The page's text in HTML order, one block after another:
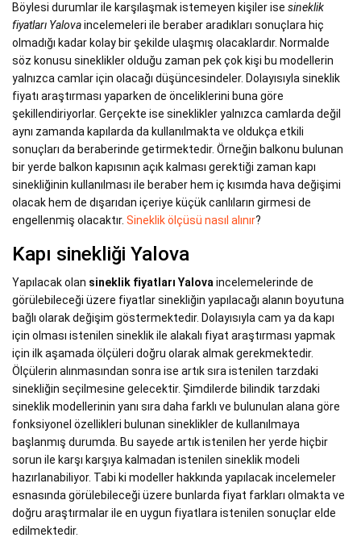
Böylesi durumlar ile karşılaşmak istemeyen kişiler ise sineklik
fiyatları Yalovaincelemeleri ile beraber aradıkları sonuçlara hiç
olmadığı kadar kolay bir şekilde ulaşmış olacaklardır. Normalde
söz konusu sineklikler olduğu zaman pek çok kişi bu modellerin
yalnızca camlar için olacağı düşüncesindeler. Dolayısıyla sineklik
fiyatı araştırması yaparken de önceliklerini buna göre
şekillendiriyorlar. Gerçekte ise sineklikler yalnızca camlarda değil
aynı zamanda kapılarda da kullanılmakta ve oldukça etkili
sonuçları da beraberinde getirmektedir. Örneğin balkonu bulunan
bir yerde balkon kapısının açık kalması gerektiği zaman kapı
sinekliğinin kullanılması ile beraber hem iç kısımda hava değişimi
olacak hem de dışarıdan içeriye küçük canlıların girmesi de
engellenmiş olacaktır. Sineklik ölçüsü nasıl alınır?
Kapı sinekliği Yalova
Yapılacak olan sineklik fiyatları Yalova incelemelerinde de
görülebileceği üzere fiyatlar sinekliğin yapılacağı alanın boyutuna
bağlı olarak değişim göstermektedir. Dolayısıyla cam ya da kapı
için olması istenilen sineklik ile alakalı fiyat araştırması yapmak
için ilk aşamada ölçüleri doğru olarak almak gerekmektedir.
Ölçülerin alınmasından sonra ise artık sıra istenilen tarzdaki
sinekliğin seçilmesine gelecektir. Şimdilerde bilindik tarzdaki
sineklik modellerinin yanı sıra daha farklı ve bulunulan alana göre
fonksiyonel özellikleri bulunan sineklikler de kullanılmaya
başlanmış durumda. Bu sayede artık istenilen her yerde hiçbir
sorun ile karşı karşıya kalmadan istenilen sineklik modeli
hazırlanabiliyor. Tabi ki modeller hakkında yapılacak incelemeler
esnasında görülebileceği üzere bunlarda fiyat farkları olmakta ve
doğru araştırmalar ile en uygun fiyatlara istenilen sonuçlar elde
edilmektedir.